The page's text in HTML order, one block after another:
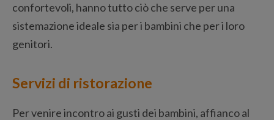
confortevoli, hanno tutto ciò che serve per una
sistemazione ideale sia per i bambini che per i loro
genitori.
Servizi di ristorazione
Per venire incontro ai gusti dei bambini, affianco al